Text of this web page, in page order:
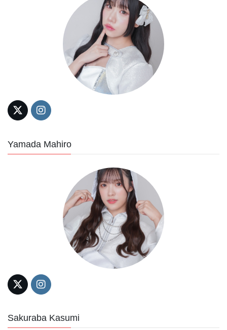
Yamada Mahiro
Sakuraba Kasumi